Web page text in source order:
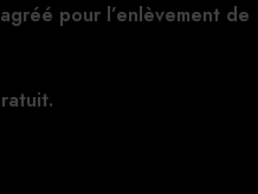
pour l’enlèvement de
cela ne vous